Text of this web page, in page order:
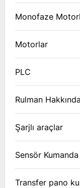
Monofaze
Motorlar
PLC
Rulman
Şarjlı araçlar
Sensör
Transfer pano